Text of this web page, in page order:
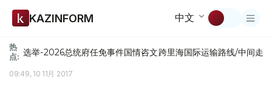
KAZINFORM 中文
热
点: 选举-2026总统府任免事件国情咨文跨里海国际运输路线/中间走廊
09:49, 10 11月 2017